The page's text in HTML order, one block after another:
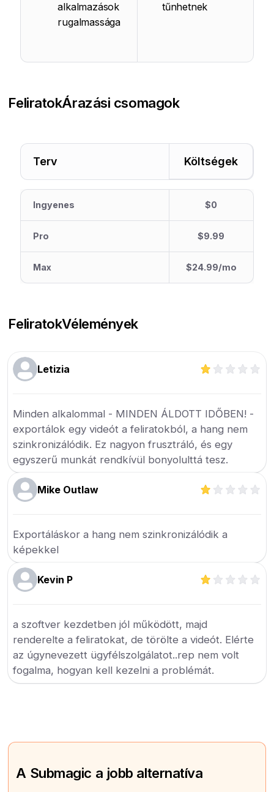
alkalmazások
rugalmassága
tűnhetnek
FeliratokÁrazási csomagok
Terv Költségek
Ingyenes $0
Pro $9.99
Max $24.99/mo
FeliratokVélemények
Letizia
Minden alkalommal - MINDEN ÁLDOTT IDŐBEN! -
exportálok egy videót a feliratokból, a hang nem
szinkronizálódik. Ez nagyon frusztráló, és egy
egyszerű munkát rendkívül bonyolulttá tesz.
Mike Outlaw
Exportáláskor a hang nem szinkronizálódik a
képekkel
Kevin P
a szoftver kezdetben jól működött, majd
renderelte a feliratokat, de törölte a videót. Elérte
az úgynevezett ügyfélszolgálatot..rep nem volt
fogalma, hogyan kell kezelni a problémát.
A Submagic a jobb alternatíva